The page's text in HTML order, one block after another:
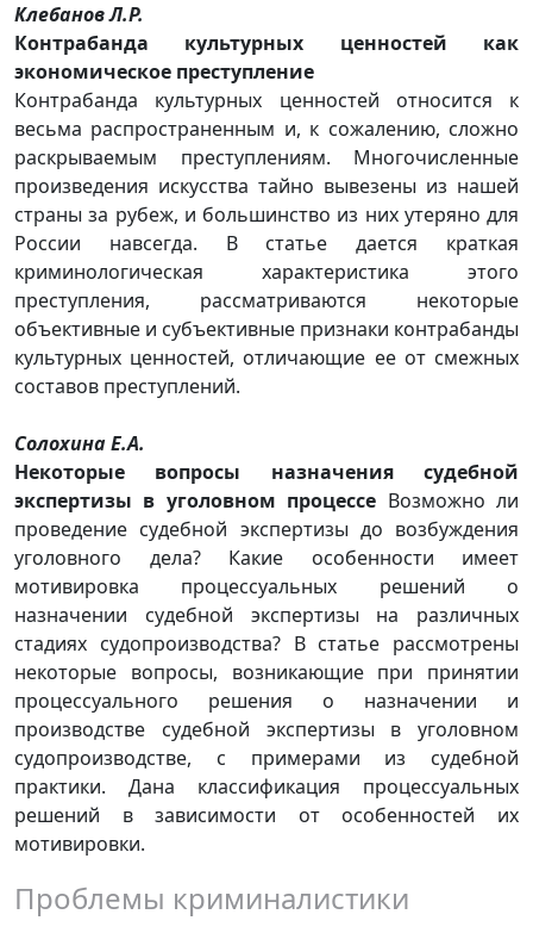
Клебанов Л.Р.
Контрабанда культурных ценностей как
экономическое преступление
Контрабанда культурных ценностей относится к
весьма распространенным и, к сожалению, сложно
раскрываемым преступлениям. Многочисленные
произведения искусства тайно вывезены из нашей
страны за рубеж, и большинство из них утеряно для
России навсегда. В статье дается краткая
криминологическая характеристика этого
преступления, рассматриваются некоторые
объективные и субъективные признаки контрабанды
культурных ценностей, отличающие ее от смежных
составов преступлений.
Солохина Е.А.
Некоторые вопросы назначения судебной
экспертизы в уголовном процессе Возможно ли
проведение судебной экспертизы до возбуждения
уголовного дела? Какие особенности имеет
мотивировка процессуальных решений о
назначении судебной экспертизы на различных
стадиях судопроизводства? В статье рассмотрены
некоторые вопросы, возникающие при принятии
процессуального решения о назначении и
производстве судебной экспертизы в уголовном
судопроизводстве, с примерами из судебной
практики. Дана классификация процессуальных
решений в зависимости от особенностей их
мотивировки.
Проблемы криминалистики